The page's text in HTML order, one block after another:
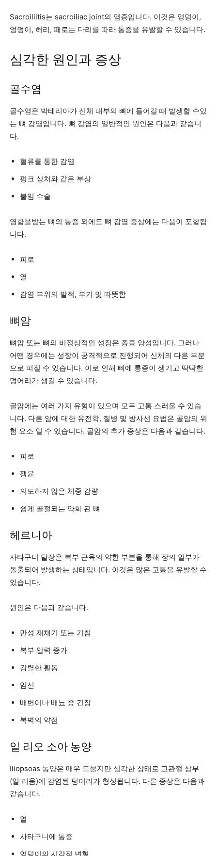
Sacroiliitis는 sacroiliac joint의 염증입니다. 이것은 엉덩이,
엉덩이, 허리, 때로는 다리를 따라 통증을 유발할 수 있습니다.
심각한 원인과 증상
골수염
골수염은 박테리아가 신체 내부의 뼈에 들어갈 때 발생할 수있
는 뼈 감염입니다. 뼈 감염의 일반적인 원인은 다음과 같습니
다.
혈류를 통한 감염
펑크 상처와 같은 부상
불임 수술
영향을받는 뼈의 통증 외에도 뼈 감염 증상에는 다음이 포함됩
니다.
피로
열
감염 부위의 발적, 부기 및 따뜻함
뼈암
뼈암 또는 뼈의 비정상적인 성장은 종종 양성입니다. 그러나
어떤 경우에는 성장이 공격적으로 진행되어 신체의 다른 부분
으로 퍼질 수 있습니다. 이로 인해 뼈에 통증이 생기고 딱딱한
덩어리가 생길 수 있습니다.
골암에는 여러 가지 유형이 있으며 모두 고통 스러울 수 있습
니다. 다른 암에 대한 유전학, 질병 및 방사선 요법은 골암의 위
험 요소 일 수 있습니다. 골암의 추가 증상은 다음과 같습니다.
피로
팽윤
의도하지 않은 체중 감량
쉽게 골절되는 약화 된 뼈
헤르니아
사타구니 탈장은 복부 근육의 약한 부분을 통해 장의 일부가
돌출되어 발생하는 상태입니다. 이것은 많은 고통을 유발할 수
있습니다.
원인은 다음과 같습니다.
만성 재채기 또는 기침
복부 압력 증가
강렬한 활동
임신
배변이나 배뇨 중 긴장
복벽의 약점
일 리오 소아 농양
Iliopsoas 농양은 매우 드물지만 심각한 상태로 고관절 상부
(일 리움)에 감염된 덩어리가 형성됩니다. 다른 증상은 다음과
같습니다.
열
사타구니에 통증
엉덩이의 시각적 변형